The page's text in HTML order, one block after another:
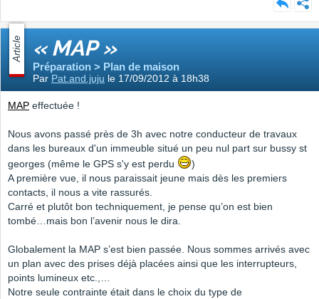
Article « MAP »
Préparation > Plan de maison
Par Pat.and.juju le 17/09/2012 à 18h38
MAP effectuée !
Nous avons passé près de 3h avec notre conducteur de travaux
dans les bureaux d'un immeuble situé un peu nul part sur bussy st
georges (même le GPS s'y est perdu
)
A première vue, il nous paraissait jeune mais dès les premiers
contacts, il nous a vite rassurés.
Carré et plutôt bon techniquement, je pense qu’on est bien
tombé…mais bon l’avenir nous le dira.
Globalement la MAP s’est bien passée. Nous sommes arrivés avec
un plan avec des prises déjà placées ainsi que les interrupteurs,
points lumineux etc.,…
Notre seule contrainte était dans le choix du type de